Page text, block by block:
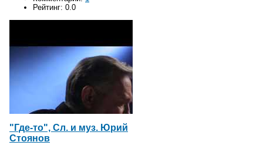
Рейтинг: 0.0
"Где-то", Сл. и муз. Юрий
Стоянов